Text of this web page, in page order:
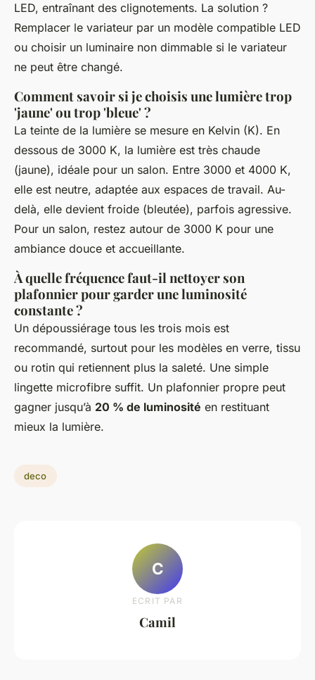
LED, entraînant des clignotements. La solution ?
Remplacer le variateur par un modèle compatible LED
ou choisir un luminaire non dimmable si le variateur
ne peut être changé.
Comment savoir si je choisis une lumière trop
'jaune' ou trop 'bleue' ?
La teinte de la lumière se mesure en Kelvin (K). En
dessous de 3000 K, la lumière est très chaude
(jaune), idéale pour un salon. Entre 3000 et 4000 K,
elle est neutre, adaptée aux espaces de travail. Au-
delà, elle devient froide (bleutée), parfois agressive.
Pour un salon, restez autour de 3000 K pour une
ambiance douce et accueillante.
À quelle fréquence faut-il nettoyer son
plafonnier pour garder une luminosité
constante ?
Un dépoussiérage tous les trois mois est
recommandé, surtout pour les modèles en verre, tissu
ou rotin qui retiennent plus la saleté. Une simple
lingette microfibre suffit. Un plafonnier propre peut
gagner jusqu’à 20 % de luminosité en restituant
mieux la lumière.
deco
C
ECRIT PAR
Camil